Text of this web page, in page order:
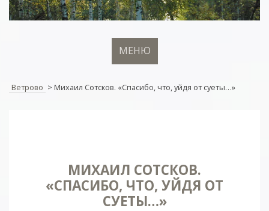
МЕНЮ
Ветрово > Михаил Сотсков. «Спасибо, что, уйдя от суеты…»
МИХАИЛ СОТСКОВ.
«СПАСИБО, ЧТО, УЙДЯ ОТ
СУЕТЫ…»